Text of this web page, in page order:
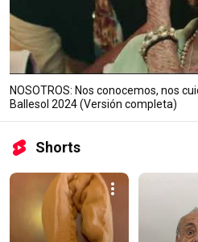
NOSOTROS: Nos conocemos, nos
Ballesol 2024 (Versión completa)
Shorts